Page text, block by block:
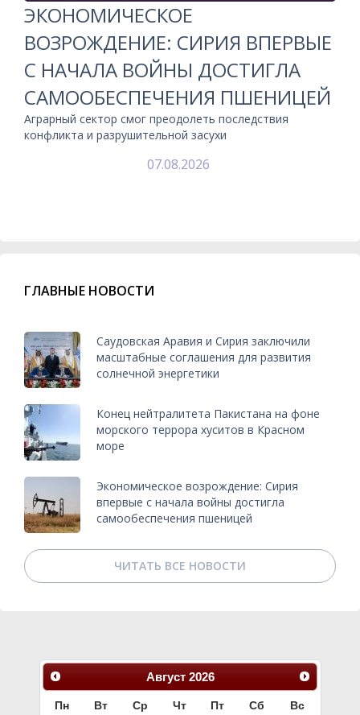
ЭКОНОМИЧЕСКОЕ
ВОЗРОЖДЕНИЕ: СИРИЯ ВПЕРВЫЕ
С НАЧАЛА ВОЙНЫ ДОСТИГЛА
САМООБЕСПЕЧЕНИЯ ПШЕНИЦЕЙ
Аграрный сектор смог преодолеть последствия
конфликта и разрушительной засухи
07.08.2026
ГЛАВНЫЕ НОВОСТИ
Саудовская Аравия и Сирия заключили
масштабные соглашения для развития
солнечной энергетики
Конец нейтралитета Пакистана на фоне
морского террора хуситов в Красном
море
Экономическое возрождение: Сирия
впервые с начала войны достигла
самообеспечения пшеницей
ЧИТАТЬ ВСЕ НОВОСТИ
Август 2026
Пн Вт Ср Чт Пт Сб Вс